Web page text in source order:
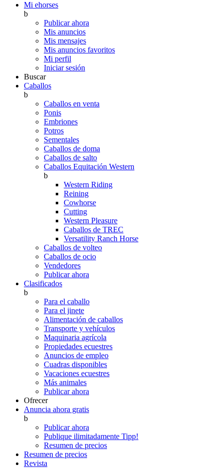
Mi ehorses
b
Publicar ahora
Mis anuncios
Mis mensajes
Mis anuncios favoritos
Mi perfil
Iniciar sesión
Buscar
Caballos
b
Caballos en venta
Ponis
Embriones
Potros
Sementales
Caballos de doma
Caballos de salto
Caballos Equitación Western
b
Western Riding
Reining
Cowhorse
Cutting
Western Pleasure
Caballos de TREC
Versatility Ranch Horse
Caballos de volteo
Caballos de ocio
Vendedores
Publicar ahora
Clasificados
b
Para el caballo
Para el jinete
Alimentación de caballos
Transporte y vehículos
Maquinaria agrícola
Propiedades ecuestres
Anuncios de empleo
Cuadras disponibles
Vacaciones ecuestres
Más animales
Publicar ahora
Ofrecer
Anuncia ahora gratis
b
Publicar ahora
Publique ilimitadamente Tipp!
Resumen de precios
Resumen de precios
Revista